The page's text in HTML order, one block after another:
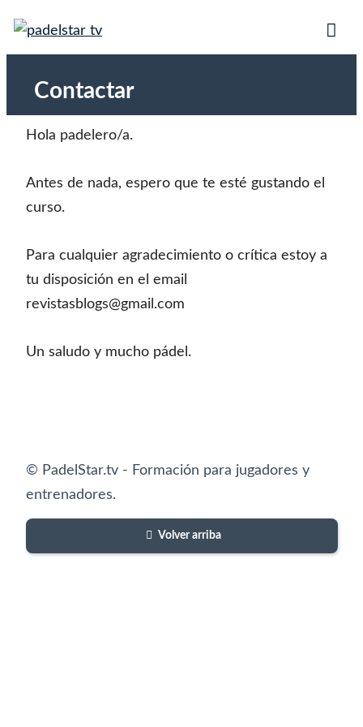
Saltar
PadelStar.tv | Cursos de
Mejores vídeos de pádel. Cursos para
aprender a jugar al pádel paso a paso desde
iniciación hasta competición.
Contactar
Hola padelero/a.
Antes de nada, espero que te esté gustando el
curso.
Para cualquier agradecimiento o crítica estoy a
tu disposición en el email
revistasblogs@gmail.com
Un saludo y mucho pádel.
© PadelStar.tv - Formación para jugadores y
entrenadores.
Volver arriba